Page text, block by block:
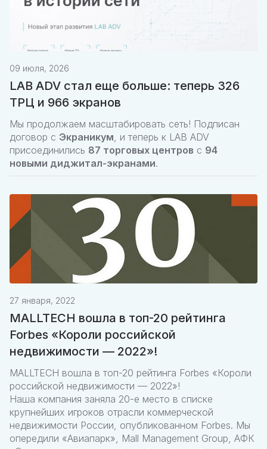
09 июля, 2026
LAB ADV стал еще больше: теперь 326
ТРЦ и 966 экранов
Мы продолжаем масштабировать сеть! Подписан
договор с Экраникум, и теперь к LAB ADV
присоединились 87 торговых центров с 94
новыми диджитал-экранами.
27 января, 2022
MALLTECH вошла в топ-20 рейтинга
Forbes «Короли российской
недвижимости — 2022»!
MALLTECH вошла в топ-20 рейтинга Forbes «Короли
российской недвижимости — 2022»!
Наша компания заняла 20-е место в списке
крупнейших игроков отрасли коммерческой
недвижимости России, опубликованном Forbes. Мы
опередили «Авиапарк», Mall Management Group, АФК